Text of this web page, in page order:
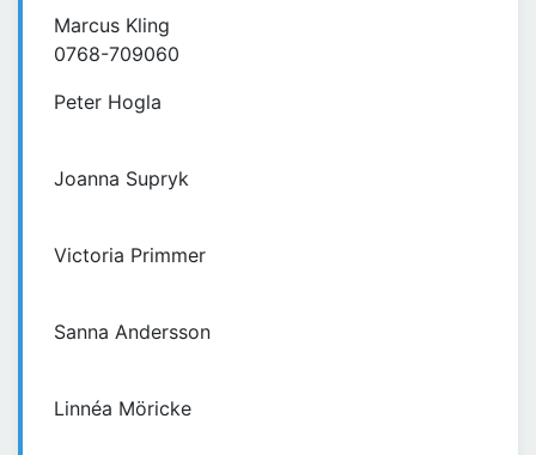
Marcus Kling
0768-709060
Peter Hogla
Joanna Supryk
Victoria Primmer
Sanna Andersson
Linnéa Möricke